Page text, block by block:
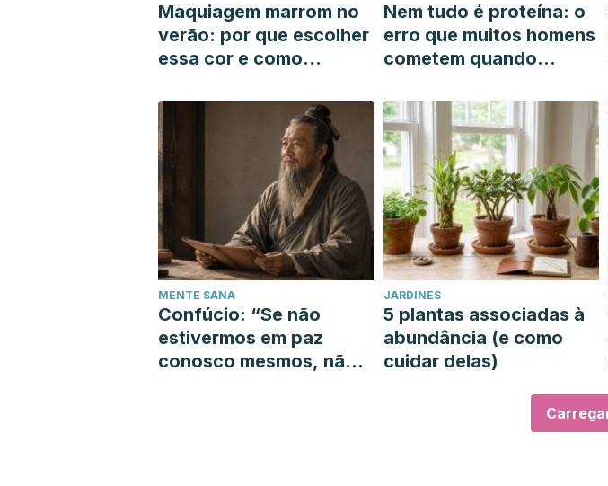
Maquiagem marrom no
verão: por que escolher
essa cor e como
mais combina com você
Nem tudo é proteína: o
erro que muitos homens
cometem quando
muscular
MENTE SANA
Confúcio: “Se não
estivermos em paz
conosco mesmos, não
JARDINES
5 plantas associadas à
abundância (e como
cuidar delas)